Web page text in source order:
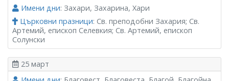
Имени дни: Захари, Захарина, Хари
Църковни празници: Св. преподобни Захария; Св.
Артемий, епископ Селевкия; Св. Артемий, епископ
Солунски
25 март